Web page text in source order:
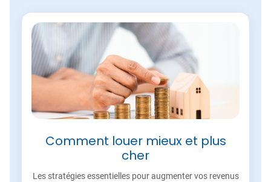
Comment louer mieux et plus
cher
Les stratégies essentielles pour augmenter vos revenus